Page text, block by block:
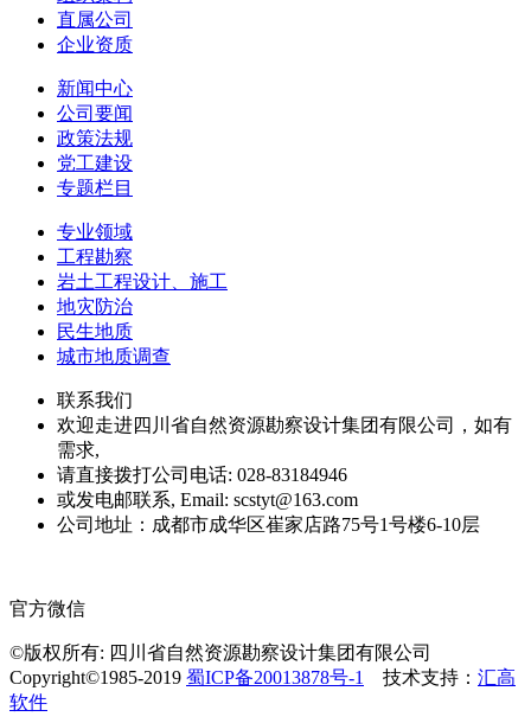
直属公司
企业资质
新闻中心
公司要闻
政策法规
党工建设
专题栏目
专业领域
工程勘察
岩土工程设计、施工
地灾防治
民生地质
城市地质调查
联系我们
欢迎走进四川省自然资源勘察设计集团有限公司，如有
需求,
请直接拨打公司电话: 028-83184946
或发电邮联系, Email: scstyt@163.com
公司地址：成都市成华区崔家店路75号1号楼6-10层
官方微信
©版权所有: 四川省自然资源勘察设计集团有限公司
Copyright©1985-2019 蜀ICP备20013878号-1 技术支持： 汇高
软件